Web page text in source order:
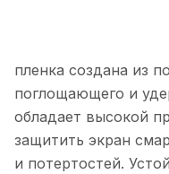
пленка создана из
поглощающего и
обладает высокой
защитить экран
и потертостей.